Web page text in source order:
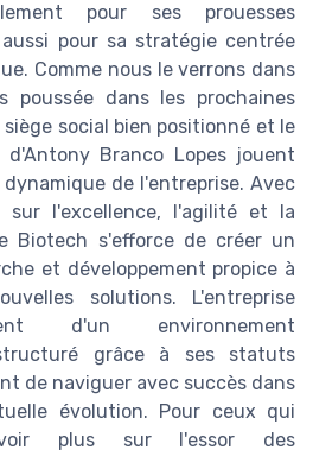
pour ses prouesses
pour sa stratégie centrée
Comme nous le verrons dans
poussée dans les prochaines
social bien positionné et le
d'Antony Branco Lopes jouent
de l'entreprise. Avec
sur l'excellence, l'agilité et la
Biotech s'efforce de créer un
et développement propice à
solutions. L'entreprise
d'un environnement
grâce à ses statuts
de naviguer avec succès dans
évolution. Pour ceux qui
plus sur l'essor des